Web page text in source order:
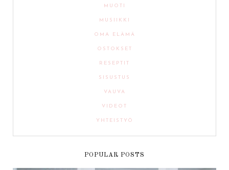
MUOTI
MUSIIKKI
OMA ELÄMÄ
OSTOKSET
RESEPTIT
SISUSTUS
VAUVA
VIDEOT
YHTEISTYÖ
POPULAR POSTS